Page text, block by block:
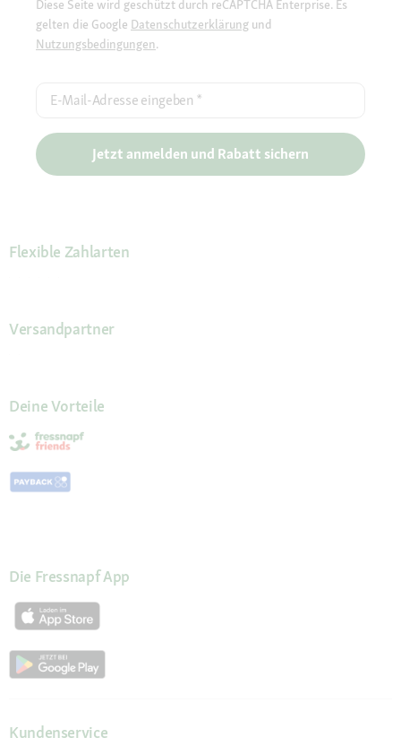
Diese Seite wird geschützt durch reCAPTCHA Enterprise. Es
gelten die Google Datenschutzerklärung und
Nutzungsbedingungen.
E-Mail-Adresse eingeben *
Jetzt anmelden und Rabatt sichern
Flexible Zahlarten
Versandpartner
Deine Vorteile
Die Fressnapf App
Kundenservice